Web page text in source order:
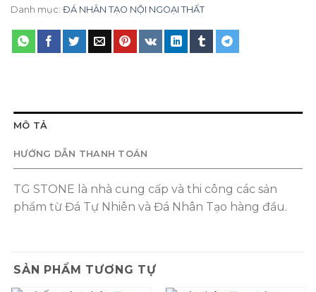
Danh mục: ĐÁ NHÂN TẠO NỘI NGOẠI THẤT
MÔ TẢ
HƯỚNG DẪN THANH TOÁN
TG STONE là nhà cung cấp và thi công các sản
phẩm từ Đá Tự Nhiên và Đá Nhân Tạo hàng đầu.
SẢN PHẨM TƯƠNG TỰ